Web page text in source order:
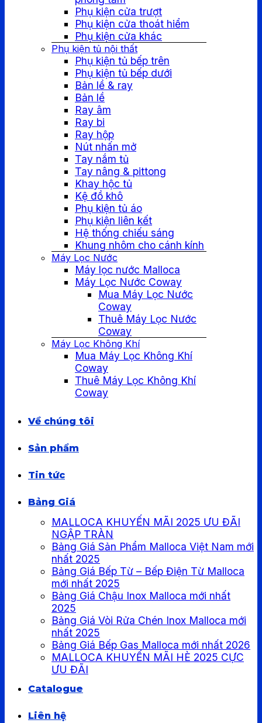
Phụ kiện cửa trượt
Phụ kiện cửa thoát hiểm
Phụ kiện cửa khác
Phụ kiện tủ nội thất
Phụ kiện tủ bếp trên
Phụ kiện tủ bếp dưới
Bản lề & ray
Bản lề
Ray âm
Ray bi
Ray hộp
Nút nhấn mở
Tay nắm tủ
Tay nâng & pittong
Khay hộc tủ
Kệ đồ khô
Phụ kiện tủ áo
Phụ kiện liên kết
Hệ thống chiếu sáng
Khung nhôm cho cánh kính
Máy Lọc Nước
Máy lọc nước Malloca
Máy Lọc Nước Coway
Mua Máy Lọc Nước
Coway
Thuê Máy Lọc Nước
Coway
Máy Lọc Không Khí
Mua Máy Lọc Không Khí
Coway
Thuê Máy Lọc Không Khí
Coway
Về chúng tôi
Sản phẩm
Tin tức
Bảng Giá
MALLOCA KHUYẾN MÃI 2025 ƯU ĐÃI
NGẬP TRÀN
Bảng Giá Sản Phẩm Malloca Việt Nam mới
nhất 2025
Bảng Giá Bếp Từ – Bếp Điện Từ Malloca
mới nhất 2025
Bảng Giá Chậu Inox Malloca mới nhất
2025
Bảng Giá Vòi Rửa Chén Inox Malloca mới
nhất 2025
Bảng Giá Bếp Gas Malloca mới nhất 2026
MALLOCA KHUYẾN MÃI HÈ 2025 CỰC
ƯU ĐÃI
Catalogue
Liên hệ